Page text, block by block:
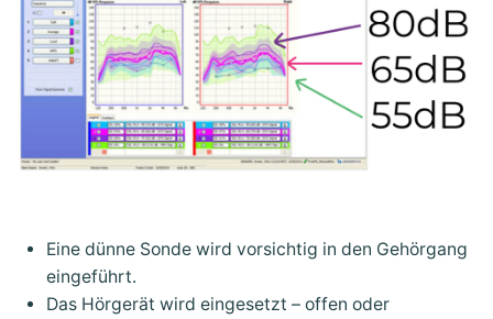
Eine dünne Sonde wird vorsichtig in den Gehörgang
eingeführt.
Das Hörgerät wird eingesetzt – offen oder